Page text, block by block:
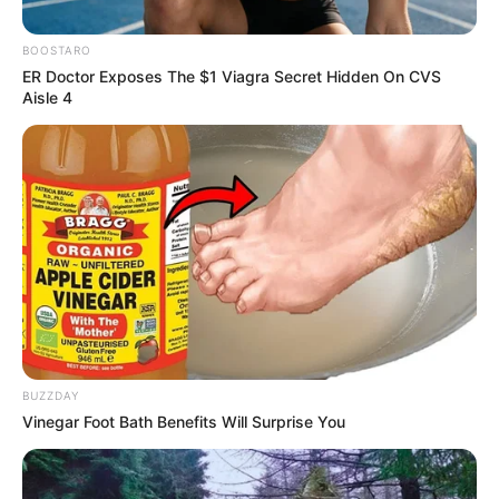
Foto archivo
Por:Luz Marina Arango Bolívar
Abril 8, 2020
COMPARTIR
BOOSTARO
ER Doctor Exposes The $1 Viagra Secret Hidden On CVS
Aisle 4
BUZZDAY
Vinegar Foot Bath Benefits Will Surprise You